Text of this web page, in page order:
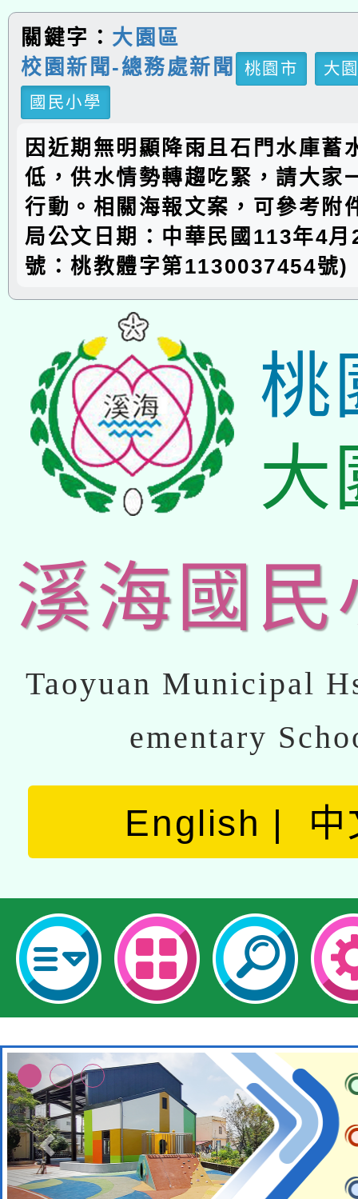
關鍵字： 大園區
校園新聞-總務處新聞
桃園市
大
國民小學
因近期無明顯降雨且石門水庫蓄
低，供水情勢轉趨吃緊，請大家
行動。相關海報文案，可參考附
局公文日期：中華民國113年4
號：桃教體字第1130037454號)
桃
大
溪海國民
Taoyuan Municipal
ementary
English 中